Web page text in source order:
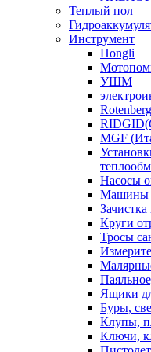
Теплый пол
Инструмент
Hongli
УШМ
MGF
Насосы
Машины
Круги
Тросы
Ящики
Буры,
Клупы,
Ключи,